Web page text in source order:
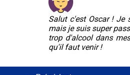
Salut c'est Oscar ! Je
mais je suis super
trop d'alcool dans
qu'il faut venir !